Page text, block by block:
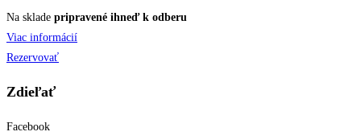
Na sklade pripravené ihneď k odberu
Viac informácií
Rezervovať
Zdieľať
Facebook